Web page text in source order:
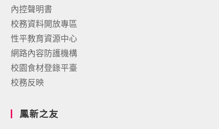
內控聲明書
校務資料開放專區
性平教育資源中心
網路內容防護機構
校園食材登錄平臺
校務反映
鳳新之友